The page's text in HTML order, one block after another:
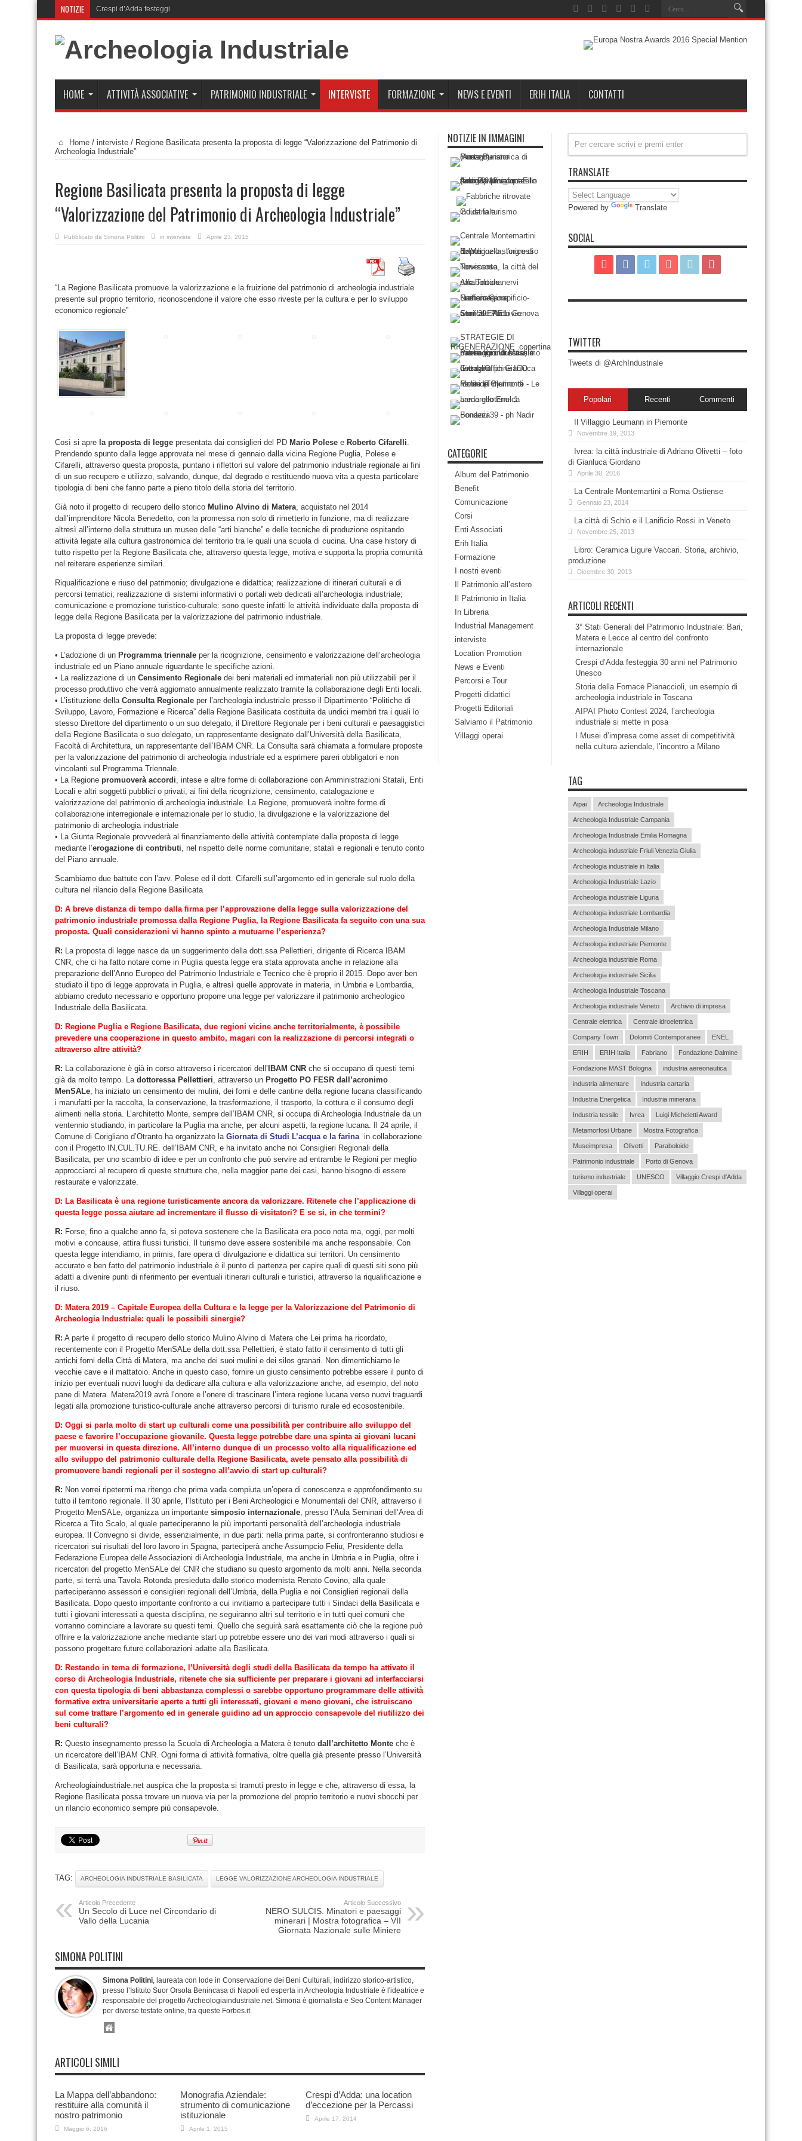
NOTIZIE Crespi d’Adda festeggia 30 anni nel Patrimonio Unesco
HOME ATTIVITÀ ASSOCIATIVE PATRIMONIO INDUSTRIALE INTERVISTE FORMAZIONE NEWS E EVENTI ERIH ITALIA CONTATTI
Home / interviste / Regione Basilicata presenta la proposta di legge “Valorizzazione del Patrimonio di
Archeologia Industriale”
Regione Basilicata presenta la proposta di legge
“Valorizzazione del Patrimonio di Archeologia Industriale”
Pubblicato da Simona Politini in interviste Aprile 23, 2015
“La Regione Basilicata promuove la valorizzazione e la fruizione del patrimonio di archeologia industriale
presente sul proprio territorio, riconoscendone il valore che esso riveste per la cultura e per lo sviluppo
economico regionale”
Così si apre la proposta di legge presentata dai consiglieri del PD Mario Polese e Roberto Cifarelli.
Prendendo spunto dalla legge approvata nel mese di gennaio dalla vicina Regione Puglia, Polese e
Cifarelli, attraverso questa proposta, puntano i riflettori sul valore del patrimonio industriale regionale ai fini
di un suo recupero e utilizzo, salvando, dunque, dal degrado e restituendo nuova vita a questa particolare
tipologia di beni che fanno parte a pieno titolo della storia del territorio.
Già noto il progetto di recupero dello storico Mulino Alvino di Matera, acquistato nel 2014
dall’imprenditore Nicola Benedetto, con la promessa non solo di rimetterlo in funzione, ma di realizzare
altresì all’interno della struttura un museo delle “arti bianche” e delle tecniche di produzione ospitando
attività legate alla cultura gastronomica del territorio tra le quali una scuola di cucina. Una case history di
tutto rispetto per la Regione Basilicata che, attraverso questa legge, motiva e supporta la propria comunità
nel reiterare esperienze similari.
Riqualificazione e riuso del patrimonio; divulgazione e didattica; realizzazione di itinerari culturali e di
percorsi tematici; realizzazione di sistemi informativi o portali web dedicati all’archeologia industriale;
comunicazione e promozione turistico-culturale: sono queste infatti le attività individuate dalla proposta di
legge della Regione Basilicata per la valorizzazione del patrimonio industriale.
La proposta di legge prevede:
• L’adozione di un Programma triennale per la ricognizione, censimento e valorizzazione dell’archeologia
industriale ed un Piano annuale riguardante le specifiche azioni.
• La realizzazione di un Censimento Regionale dei beni materiali ed immateriali non più utilizzabili per il
processo produttivo che verrà aggiornato annualmente realizzato tramite la collaborazione degli Enti locali.
• L’istituzione della Consulta Regionale per l’archeologia industriale presso il Dipartimento “Politiche di
Sviluppo, Lavoro, Formazione e Ricerca” della Regione Basilicata costituita da undici membri tra i quali lo
stesso Direttore del dipartimento o un suo delegato, il Direttore Regionale per i beni culturali e paesaggistici
della Regione Basilicata o suo delegato, un rappresentante designato dall’Università della Basilicata,
Facoltà di Architettura, un rappresentante dell’IBAM CNR. La Consulta sarà chiamata a formulare proposte
per la valorizzazione del patrimonio di archeologia industriale ed a esprimere pareri obbligatori e non
vincolanti sul Programma Triennale.
• La Regione promuoverà accordi, intese e altre forme di collaborazione con Amministrazioni Statali, Enti
Locali e altri soggetti pubblici o privati, ai fini della ricognizione, censimento, catalogazione e
valorizzazione del patrimonio di archeologia industriale. La Regione, promuoverà inoltre forme di
collaborazione interregionale e internazionale per lo studio, la divulgazione e la valorizzazione del
patrimonio di archeologia industriale
• La Giunta Regionale provvederà al finanziamento delle attività contemplate dalla proposta di legge
mediante l’erogazione di contributi, nel rispetto delle norme comunitarie, statali e regionali e tenuto conto
del Piano annuale.
Scambiamo due battute con l’avv. Polese ed il dott. Cifarelli sull’argomento ed in generale sul ruolo della
cultura nel rilancio della Regione Basilicata
D: A breve distanza di tempo dalla firma per l’approvazione della legge sulla valorizzazione del
patrimonio industriale promossa dalla Regione Puglia, la Regione Basilicata fa seguito con una sua
proposta. Quali considerazioni vi hanno spinto a mutuarne l’esperienza?
R: La proposta di legge nasce da un suggerimento della dott.ssa Pellettieri, dirigente di Ricerca IBAM
CNR, che ci ha fatto notare come in Puglia questa legge era stata approvata anche in relazione alla
preparazione dell’Anno Europeo del Patrimonio Industriale e Tecnico che è proprio il 2015. Dopo aver ben
studiato il tipo di legge approvata in Puglia, e altresì quelle approvate in materia, in Umbria e Lombardia,
abbiamo creduto necessario e opportuno proporre una legge per valorizzare il patrimonio archeologico
Industriale della Basilicata.
D: Regione Puglia e Regione Basilicata, due regioni vicine anche territorialmente, è possibile
prevedere una cooperazione in questo ambito, magari con la realizzazione di percorsi integrati o
attraverso altre attività?
R: La collaborazione è già in corso attraverso i ricercatori dell’ IBAM CNR che si occupano di questi temi
già da molto tempo. La dottoressa Pellettieri, attraverso un Progetto PO FESR dall’acronimo
MenSALe, ha iniziato un censimento dei mulini, dei forni e delle cantine della regione lucana classificando
i manufatti per la raccolta, la conservazione, la trasformazione, il trasporto, la cottura e il consumo degli
alimenti nella storia. L’architetto Monte, sempre dell’IBAM CNR, si occupa di Archeologia Industriale da un
ventennio studiando, in particolare la Puglia ma anche, per alcuni aspetti, la regione lucana. Il 24 aprile, il
Comune di Corigliano d’Otranto ha organizzato laGiornata di Studi L’acqua e la farina in collaborazione
con il Progetto IN,CUL.TU.RE. dell’IBAM CNR, e ha invitato anche noi Consiglieri Regionali della
Basilicata, per uno scambio di idee e per un confronto che può servire ad entrambe le Regioni per meglio
approcciarci al recupero di queste strutture che, nella maggior parte dei casi, hanno bisogno di essere
restaurate e valorizzate.
D: La Basilicata è una regione turisticamente ancora da valorizzare. Ritenete che l’applicazione di
questa legge possa aiutare ad incrementare il flusso di visitatori? E se si, in che termini?
R: Forse, fino a qualche anno fa, si poteva sostenere che la Basilicata era poco nota ma, oggi, per molti
motivi e concause, attira flussi turistici. Il turismo deve essere sostenibile ma anche responsabile. Con
questa legge intendiamo, in primis, fare opera di divulgazione e didattica sui territori. Un censimento
accurato e ben fatto del patrimonio industriale è il punto di partenza per capire quali di questi siti sono più
adatti a divenire punti di riferimento per eventuali itinerari culturali e turistici, attraverso la riqualificazione e
il riuso.
D: Matera 2019 – Capitale Europea della Cultura e la legge per la Valorizzazione del Patrimonio di
Archeologia Industriale: quali le possibili sinergie?
R: A parte il progetto di recupero dello storico Mulino Alvino di Matera che Lei prima ha ricordato,
recentemente con il Progetto MenSALe della dott.ssa Pellettieri, è stato fatto il censimento di tutti gli
antichi forni della Città di Matera, ma anche dei suoi mulini e dei silos granari. Non dimentichiamo le
vecchie cave e il mattatoio. Anche in questo caso, fornire un giusto censimento potrebbe essere il punto di
inizio per eventuali nuovi luoghi da dedicare alla cultura e alla valorizzazione anche, ad esempio, del noto
pane di Matera. Matera2019 avrà l’onore e l’onere di trascinare l’intera regione lucana verso nuovi traguardi
legati alla promozione turistico-culturale anche attraverso percorsi di turismo rurale ed ecosostenibile.
D: Oggi si parla molto di start up culturali come una possibilità per contribuire allo sviluppo del
paese e favorire l’occupazione giovanile. Questa legge potrebbe dare una spinta ai giovani lucani
per muoversi in questa direzione. All’interno dunque di un processo volto alla riqualificazione ed
allo sviluppo del patrimonio culturale della Regione Basilicata, avete pensato alla possibilità di
promuovere bandi regionali per il sostegno all’avvio di start up culturali?
R: Non vorrei ripetermi ma ritengo che prima vada compiuta un’opera di conoscenza e approfondimento su
tutto il territorio regionale. Il 30 aprile, l’Istituto per i Beni Archeologici e Monumentali del CNR, attraverso il
Progetto MenSALe, organizza un importante simposio internazionale, presso l’Aula Seminari dell’Area di
Ricerca a Tito Scalo, al quale parteciperanno le più importanti personalità dell’archeologia industriale
europea. Il Convegno si divide, essenzialmente, in due parti: nella prima parte, si confronteranno studiosi e
ricercatori sui risultati del loro lavoro in Spagna, parteciperà anche Assumpcio Feliu, Presidente della
Federazione Europea delle Associazioni di Archeologia Industriale, ma anche in Umbria e in Puglia, oltre i
ricercatori del progetto MenSALe del CNR che studiano su questo argomento da molti anni. Nella seconda
parte, si terrà una Tavola Rotonda presieduta dallo storico modernista Renato Covino, alla quale
parteciperanno assessori e consiglieri regionali dell’Umbria, della Puglia e noi Consiglieri regionali della
Basilicata. Dopo questo importante confronto a cui invitiamo a partecipare tutti i Sindaci della Basilicata e
tutti i giovani interessati a questa disciplina, ne seguiranno altri sul territorio e in tutti quei comuni che
vorranno cominciare a lavorare su questi temi. Quello che seguirà sarà esattamente ciò che la regione può
offrire e la valorizzazione anche mediante start up potrebbe essere uno dei vari modi attraverso i quali si
possono progettare future collaborazioni adatte alla Basilicata.
D: Restando in tema di formazione, l’Università degli studi della Basilicata da tempo ha attivato il
corso di Archeologia Industriale, ritenete che sia sufficiente per preparare i giovani ad interfacciarsi
con questa tipologia di beni abbastanza complessi o sarebbe opportuno programmare delle attività
formative extra universitarie aperte a tutti gli interessati, giovani e meno giovani, che istruiscano
sul come trattare l’argomento ed in generale guidino ad un approccio consapevole del riutilizzo dei
beni culturali?
R: Questo insegnamento presso la Scuola di Archeologia a Matera è tenuto dall’architetto Monte che è
un ricercatore dell’IBAM CNR. Ogni forma di attività formativa, oltre quella già presente presso l’Università
di Basilicata, sarà opportuna e necessaria.
Archeologiaindustriale.net auspica che la proposta si tramuti presto in legge e che, attraverso di essa, la
Regione Basilicata possa trovare un nuova via per la promozione del proprio territorio e nuovi sbocchi per
un rilancio economico sempre più consapevole.
TAG: ARCHEOLOGIA INDUSTRIALE BASILICATA LEGGE VALORIZZAZIONE ARCHEOLOGIA INDUSTRIALE
Articolo Precedente
Un Secolo di Luce nel Circondario di
Vallo della Lucania
Articolo Successivo
NERO SULCIS. Minatori e paesaggi
minerari | Mostra fotografica – VII
Giornata Nazionale sulle Miniere
SIMONA POLITINI
Simona Politini, laureata con lode in Conservazione dei Beni Culturali, indirizzo storico-artistico,
presso l’Istituto Suor Orsola Benincasa di Napoli ed esperta in Archeologia Industriale è l'ideatrice e
responsabile del progetto Archeologiaindustriale.net. Simona è giornalista e Seo Content Manager
per diverse testate online, tra queste Forbes.it
ARTICOLI SIMILI
La Mappa dell’abbandono:
restituire alla comunità il
nostro patrimonio
Maggio 6, 2016
Monografia Aziendale:
strumento di comunicazione
istituzionale
Aprile 1, 2015
Crespi d’Adda: una location
d’eccezione per la Percassi
Aprile 17, 2014
NOTIZIE IN IMMAGINI
CATEGORIE
Album del Patrimonio
Benefit
Comunicazione
Corsi
Enti Associati
Erih Italia
Formazione
I nostri eventi
Il Patrimonio all’estero
Il Patrimonio in Italia
In Libreria
Industrial Management
interviste
Location Promotion
News e Eventi
Percorsi e Tour
Progetti didattici
Progetti Editoriali
Salviamo il Patrimonio
Villaggi operai
TRANSLATE
Powered by Translate
SOCIAL
TWITTER
Tweets di @ArchIndustriale
Popolari Recenti Commenti
Il Villaggio Leumann in Piemonte
Novembre 19, 2013
Ivrea: la città industriale di Adriano Olivetti – foto
di Gianluca Giordano
Aprile 30, 2016
La Centrale Montemartini a Roma Ostiense
Gennaio 23, 2014
La città di Schio e il Lanificio Rossi in Veneto
Novembre 25, 2013
Libro: Ceramica Ligure Vaccari. Storia, archivio,
produzione
Dicembre 30, 2013
ARTICOLI RECENTI
3° Stati Generali del Patrimonio Industriale: Bari,
Matera e Lecce al centro del confronto
internazionale
Crespi d’Adda festeggia 30 anni nel Patrimonio
Unesco
Storia della Fornace Pianaccioli, un esempio di
archeologia industriale in Toscana
AIPAI Photo Contest 2024, l’archeologia
industriale si mette in posa
I Musei d’impresa come asset di competitività
nella cultura aziendale, l’incontro a Milano
TAG
Aipai Archeologia Industriale
Archeologia Industriale Campania
Archeologia Industriale Emilia Romagna
Archeologia industriale Friuli Venezia Giulia
Archeologia industriale in Italia
Archeologia Industriale Lazio
Archeologia industriale Liguria
Archeologia industriale Lombardia
Archeologia Industriale Milano
Archeologia industriale Piemonte
Archeologia industriale Roma
Archeologia industriale Sicilia
Archeologia Industriale Toscana
Archeologia industriale Veneto Archivio di impresa
Centrale elettrica Centrale idroelettrica
Company Town Dolomiti Contemporanee ENEL
ERIH ERIH Italia Fabriano Fondazione Dalmine
Fondazione MAST Bologna industria aereonautica
industria alimentare Industria cartaria
Industria Energetica Industria mineraria
Industria tessile Ivrea Luigi Micheletti Award
Metamorfosi Urbane Mostra Fotografica
Museimpresa Olivetti Paraboloide
Patrimonio industriale Porto di Genova
turismo industriale UNESCO Villaggio Crespi d'Adda
Villaggi operai